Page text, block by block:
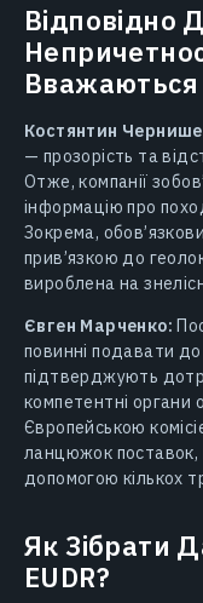
Відповідно
Костянтин
— прозорість та
Отже, компанії
інформацію про
Зокрема,
прив’язкою до
вироблена на
Євген Марченко:
повинні подавати до
підтверджують
компетентні органи
Європейською
ланцюжок поставок,
допомогою кількох
Як Зібрати
EUDR?